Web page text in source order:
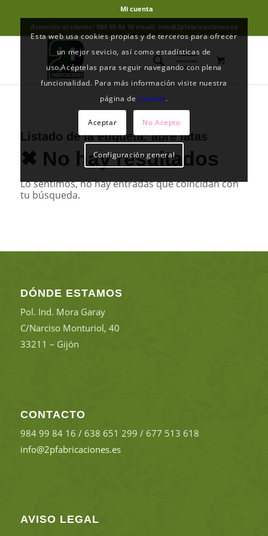
Mi cuenta
Atención al cliente: 984 99 84 16 email: info@2pfabricaciones.es
Listado de la etiqueta:abre latas
✖ No hay resultados
Lo sentimos, no hay entradas que coincidan con
tu búsqueda.
DÓNDE ESTAMOS
Pol. Ind. Mora Garay
C/Narciso Monturiol, 40
33211 – Gijón
CONTACTO
984 99 84 16 / 638 651 299 / 677 513 618
info@2pfabricaciones.es
AVISO LEGAL
Esta web usa cookies propias y de terceros para ofrecer
un mejor sevicio, así como estadísticas de
uso.Acéptelas para seguir navegando con plena
funcionalidad. Para más información visite nuestra
página decookies.
Aceptar No Acepto
Configuración general